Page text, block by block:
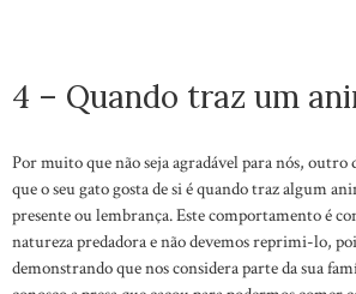
4 – Quando traz um
Por muito que não seja agradável para nós, outro
que o seu gato gosta de si é quando traz algum
presente ou lembrança. Este comportamento é
natureza predadora e não devemos reprimi-lo,
demonstrando que nos considera parte da sua